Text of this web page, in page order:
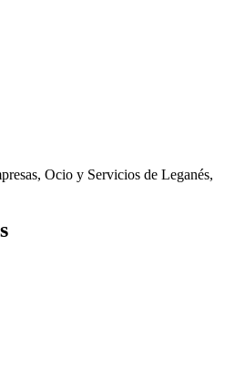
Ocio y Servicios de Leganés,